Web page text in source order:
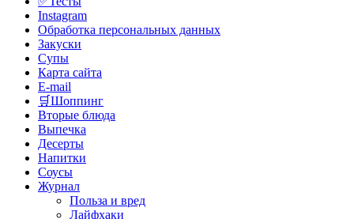
Instagram
Обработка персональных данных
Закуски
Супы
Карта сайта
E-mail
🛒Шоппинг
Вторые блюда
Выпечка
Десерты
Напитки
Соусы
Журнал
Польза и вред
Лайфхаки